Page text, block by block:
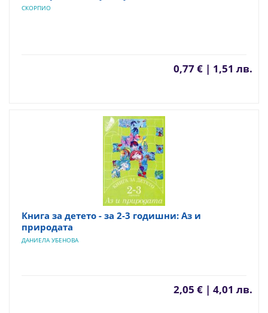
СКОРПИО
0,77 € | 1,51 лв.
Книга за детето - за 2-3 годишни: Аз и
природата
ДАНИЕЛА УБЕНОВА
2,05 € | 4,01 лв.